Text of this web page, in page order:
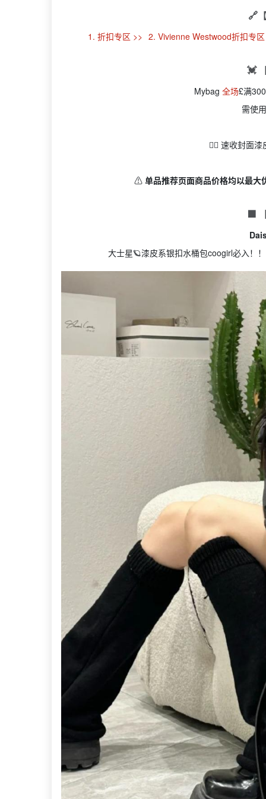
🔗
1. 折扣专区 >> 2. Vivienne Westwood折扣专
💓
Mybag 全场£满
需使
👉🏻 速收封面
⚠️单品推荐页面商品价格均以最
🟩
大士星🪐漆皮系银扣水桶包coogirl必入！